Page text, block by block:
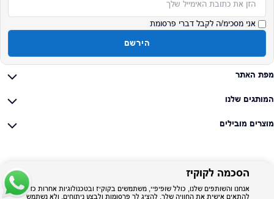
אני מסכימ/ה לקבל דברי פרסומת
הירשם
מפת האתר
המותגים שלנו
מוצרים מובילים
הסכמה לקוקיז
אנחנו והשותפים שלנו, כולל שופיפיי, משתמשים בקוקיז ובטכנולוגיות אחרות כדי
להתאים אישית את החוויה שלך, להציג לך פרסומות ולבצע ניתוחים, ולא נשתמש